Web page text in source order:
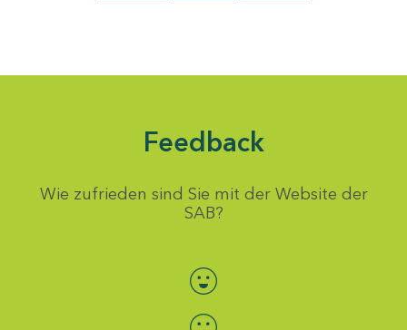
Feedback
Wie zufrieden sind Sie mit der Website der
SAB?
Bewertung auswählen